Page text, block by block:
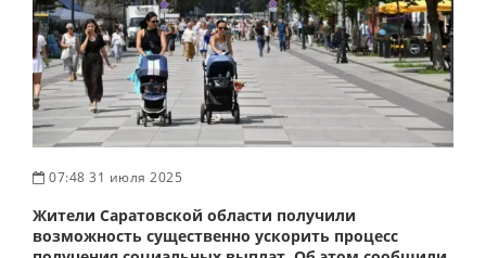
07:48 31 июля 2025
Жители Саратовской области получили
возможность существенно ускорить процесс